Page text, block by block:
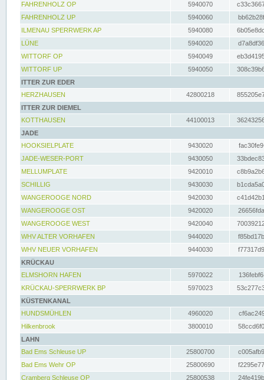
FAHRENHOLZ OP
5940070
FAHRENHOLZ UP
5940060
ILMENAU SPERRWERK AP
5940080
LÜNE
5940020
WITTORF OP
5940049
WITTORF UP
5940050
ITTER ZUR EDER
HERZHAUSEN
42800218
ITTER ZUR DIEMEL
KOTTHAUSEN
44100013
JADE
HOOKSIELPLATE
9430020
JADE-WESER-PORT
9430050
MELLUMPLATE
9420010
SCHILLIG
9430030
WANGEROOGE NORD
9420030
WANGEROOGE OST
9420020
WANGEROOGE WEST
9420040
WHV ALTER VORHAFEN
9440020
WHV NEUER VORHAFEN
9440030
KRÜCKAU
ELMSHORN HAFEN
5970022
KRÜCKAU-SPERRWERK BP
5970023
KÜSTENKANAL
HUNDSMÜHLEN
4960020
Hilkenbrook
3800010
LAHN
Bad Ems Schleuse UP
25800700
Bad Ems Wehr OP
25800690
Cramberg Schleuse OP
25800538